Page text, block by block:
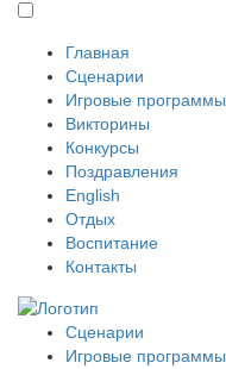
Главная
Сценарии
Игровые программы
Викторины
Конкурсы
Поздравления
English
Отдых
Воспитание
Контакты
Сценарии
Игровые программы